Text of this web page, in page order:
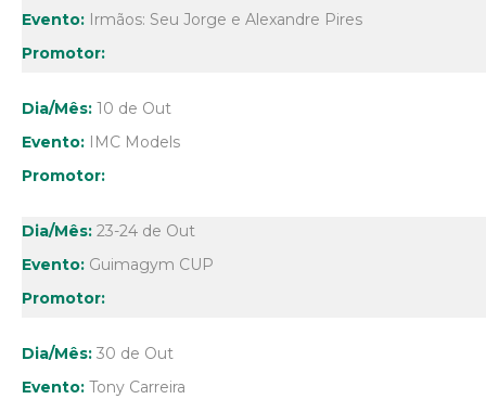
Irmãos: Seu Jorge e Alexandre Pires
10 de Out
IMC Models
23-24 de Out
Guimagym CUP
30 de Out
Tony Carreira